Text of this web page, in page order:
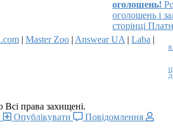
оголошень!
оголошень і
сторінці Платні
| Master Zoo | Answear UA| Laba |
права захищені.
Опублікувати
Повідомлення